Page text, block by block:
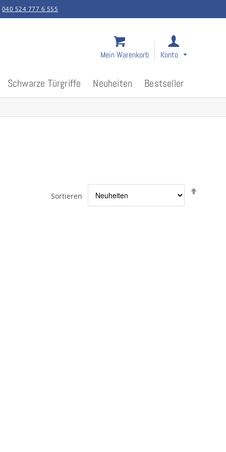
040 524 777 6 555
Konto
Mein Warenkorb
Schwarze Türgriffe Neuheiten Bestseller
Sortieren